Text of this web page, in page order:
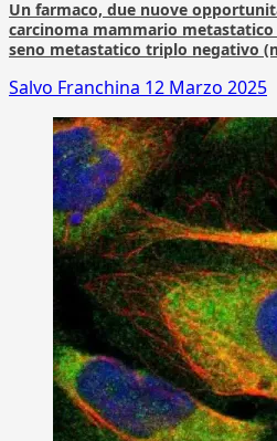
Un farmaco, due nuove
carcinoma mammario
seno metastatico triplo negativo
Salvo Franchina 12 Marzo 2025